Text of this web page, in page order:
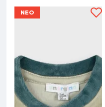
ΝΕΟ